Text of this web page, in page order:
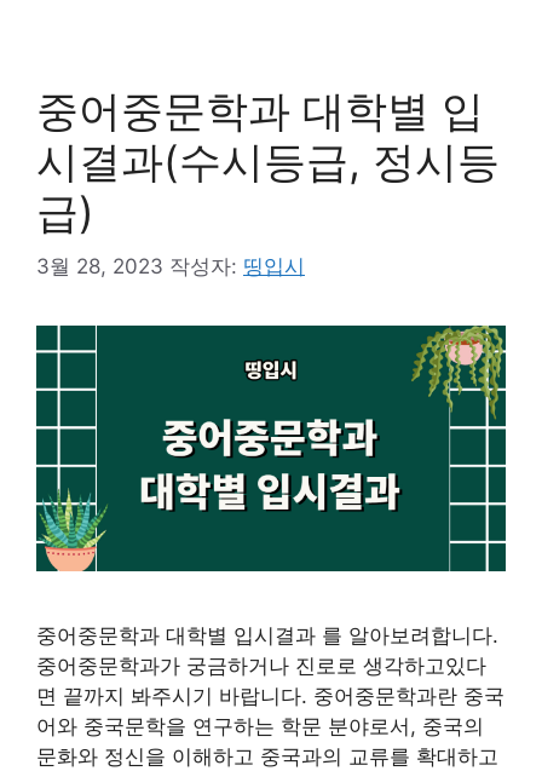
중어중문학과 대학별 입
시결과(수시등급, 정시등
급)
3월 28, 2023 작성자: 띵입시
중어중문학과 대학별 입시결과 를 알아보려합니다.
중어중문학과가 궁금하거나 진로로 생각하고있다
면 끝까지 봐주시기 바랍니다. 중어중문학과란 중국
어와 중국문학을 연구하는 학문 분야로서, 중국의
문화와 정신을 이해하고 중국과의 교류를 확대하고